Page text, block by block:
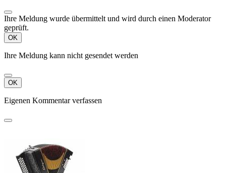
Ihre Meldung wurde übermittelt und wird durch einen Moderator
geprüft.
OK
Ihre Meldung kann nicht gesendet werden
OK
Eigenen Kommentar verfassen